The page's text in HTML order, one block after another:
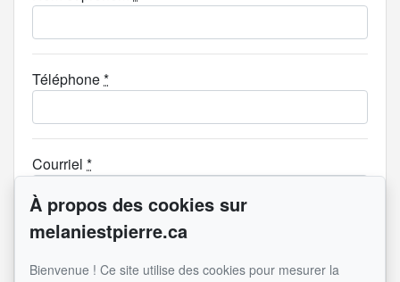
Téléphone*
Courriel *
Je souhaite recevoir plus d'informations sur une
À propos des cookies sur
melaniestpierre.ca
Bienvenue ! Ce site utilise des cookies pour mesurer la